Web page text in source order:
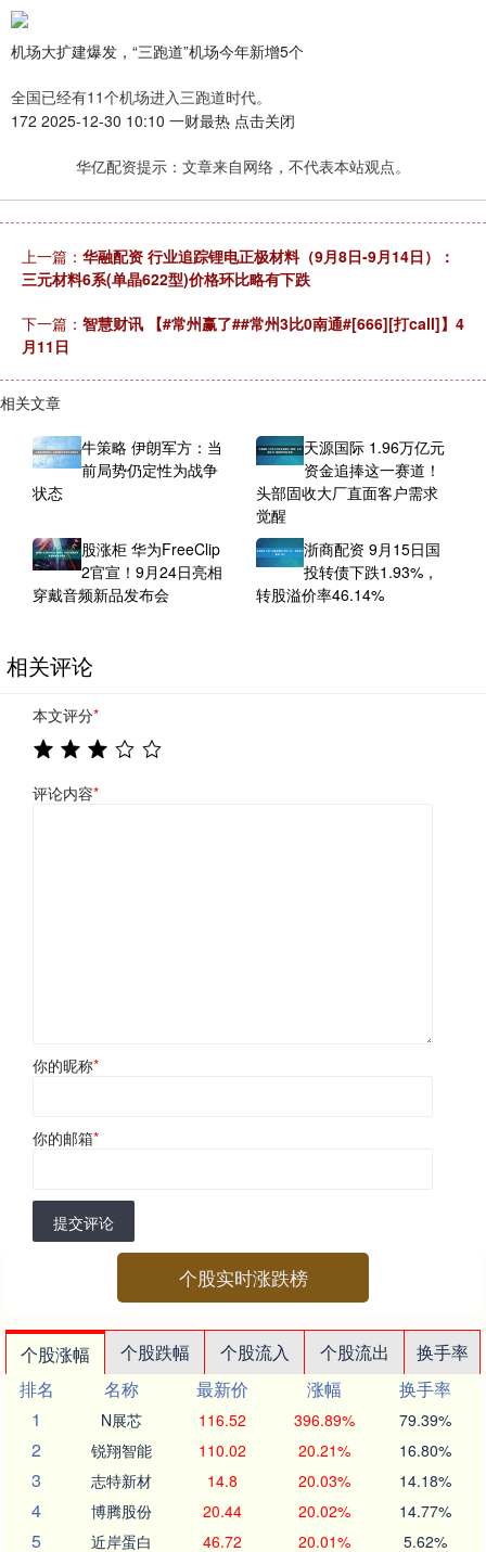
机场大扩建爆发，“三跑道”机场今年新增5个
全国已经有11个机场进入三跑道时代。
172 2025-12-30 10:10 一财最热 点击关闭
华亿配资提示：文章来自网络，不代表本站观点。
上一篇： 华融配资 行业追踪锂电正极材料（9月8日-9月14日）：
三元材料6系(单晶622型)价格环比略有下跌
下一篇： 智慧财讯 【#常州赢了##常州3比0南通#[666][打call]】4
月11日
相关文章
牛策略 伊朗军方：当
前局势仍定性为战争
状态
天源国际 1.96万亿元
资金追捧这一赛道！
头部固收大厂直面客户需求
觉醒
股涨柜 华为FreeClip
2官宣！9月24日亮相
穿戴音频新品发布会
浙商配资 9月15日国
投转债下跌1.93%，
转股溢价率46.14%
相关评论
本文评分*
评论内容*
你的昵称*
你的邮箱*
提交评论
个股实时涨跌榜
个股涨幅 个股跌幅 个股流入 个股流出
换手率
排名
名称 最新价 涨幅
换手率
1
N展芯 116.52 396.89% 79.39%
2 锐翔智能 110.02 20.21% 16.80%
3 志特新材 14.8 20.03% 14.18%
4 博腾股份 20.44 20.02% 14.77%
5 近岸蛋白 46.72 20.01% 5.62%